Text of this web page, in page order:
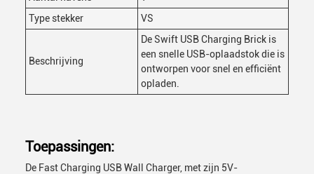
Type stekker
VS
Beschrijving
De Swift USB Charging Brick is
een snelle USB-oplaadstok die is
ontworpen voor snel en efficiënt
opladen.
Toepassingen:
De Fast Charging USB Wall Charger, met zijn 5V-